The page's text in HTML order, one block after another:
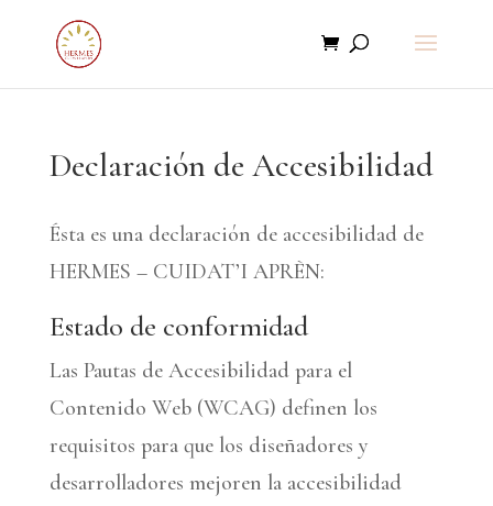
Declaración de Accesibilidad
Ésta es una declaración de accesibilidad de
HERMES – CUIDAT’I APRÈN:
Estado de conformidad
Las Pautas de Accesibilidad para el
Contenido Web (WCAG) definen los
requisitos para que los diseñadores y
desarrolladores mejoren la accesibilidad